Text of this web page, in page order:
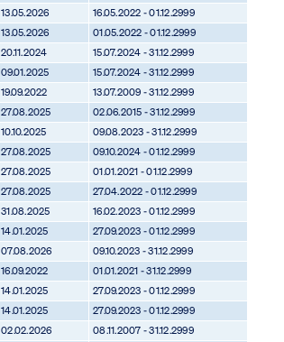
13.05.2026
16.05.2022 - 01.12.2999
13.05.2026
01.05.2022 - 01.12.2999
20.11.2024
15.07.2024 - 31.12.2999
09.01.2025
15.07.2024 - 31.12.2999
19.09.2022
13.07.2009 - 31.12.2999
27.08.2025
02.06.2015 - 31.12.2999
10.10.2025
09.08.2023 - 31.12.2999
27.08.2025
09.10.2024 - 01.12.2999
27.08.2025
01.01.2021 - 01.12.2999
27.08.2025
27.04.2022 - 01.12.2999
31.08.2025
16.02.2023 - 01.12.2999
14.01.2025
27.09.2023 - 01.12.2999
07.08.2026
09.10.2023 - 31.12.2999
16.09.2022
01.01.2021 - 31.12.2999
14.01.2025
27.09.2023 - 01.12.2999
14.01.2025
27.09.2023 - 01.12.2999
02.02.2026
08.11.2007 - 31.12.2999